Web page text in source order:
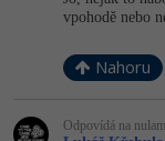
vpohodě nebo
Nahoru
Odpovídá na nulam